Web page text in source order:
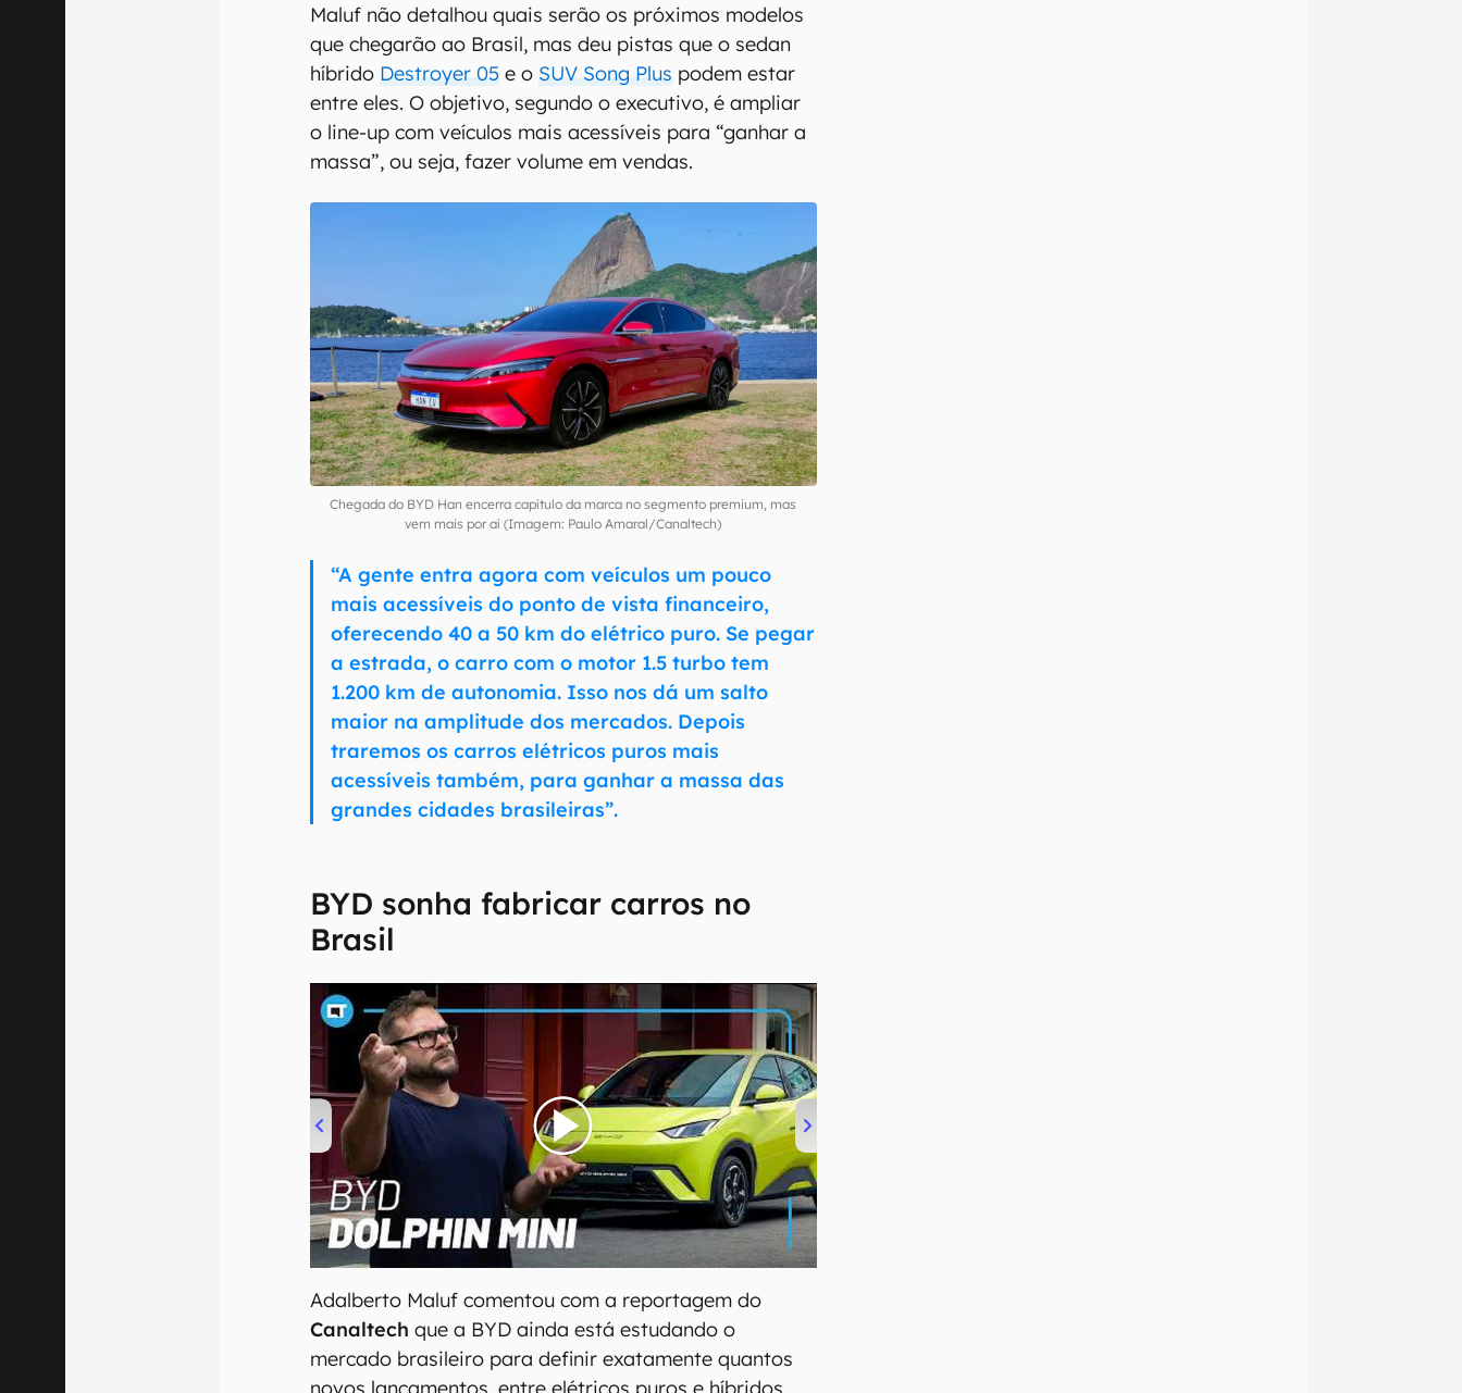
Maluf não detalhou quais serão os próximos modelos
que chegarão ao Brasil, mas deu pistas que o sedan
híbrido Destroyer 05 e o SUV Song Plus podem estar
entre eles. O objetivo, segundo o executivo, é ampliar
o line-up com veículos mais acessíveis para “ganhar a
massa”, ou seja, fazer volume em vendas.
Chegada do BYD Han encerra capítulo da marca no segmento premium, mas
vem mais por aí (Imagem: Paulo Amaral/Canaltech)
“A gente entra agora com veículos um pouco
mais acessíveis do ponto de vista financeiro,
oferecendo 40 a 50 km do elétrico puro. Se pegar
a estrada, o carro com o motor 1.5 turbo tem
1.200 km de autonomia. Isso nos dá um salto
maior na amplitude dos mercados. Depois
traremos os carros elétricos puros mais
acessíveis também, para ganhar a massa das
grandes cidades brasileiras”.
BYD sonha fabricar carros no
Brasil
00:00/04:07
Adalberto Maluf comentou com a reportagem do
Canaltech que a BYD ainda está estudando o
mercado brasileiro para definir exatamente quantos